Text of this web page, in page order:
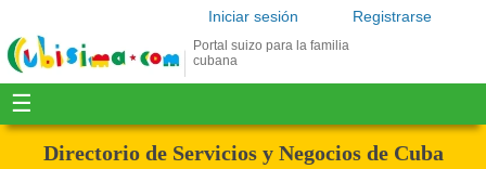
Registrarse
Iniciar sesión
Portal suizo para la familia
cubana
☰
Directorio de Servicios y Negocios de Cuba